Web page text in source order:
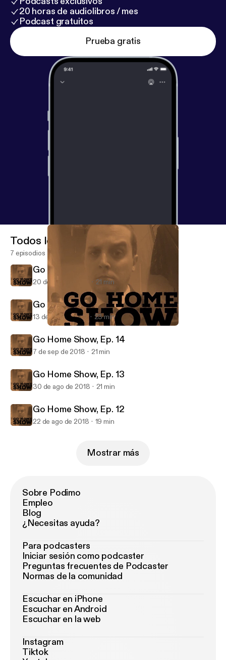
20 horas de audiolibros / mes
Podcast gratuitos
Prueba gratis
Go Home Show
Todos los episodios
7 episodios
Go Home Show, Ep. 16
20 de sep de 2018 21 min
Go Home Show, Ep. 15
13 de sep de 2018 23 min
Go Home Show, Ep. 14
7 de sep de 2018 21 min
Go Home Show, Ep. 13
30 de ago de 2018 21 min
Go Home Show, Ep. 12
22 de ago de 2018 19 min
Mostrar más
Sobre Podimo
Empleo
Blog
¿Necesitas ayuda?
Para podcasters
Iniciar sesión como podcaster
Preguntas frecuentes de Podcaster
Normas de la comunidad
Escuchar en iPhone
Escuchar en Android
Escuchar en la web
Instagram
Tiktok